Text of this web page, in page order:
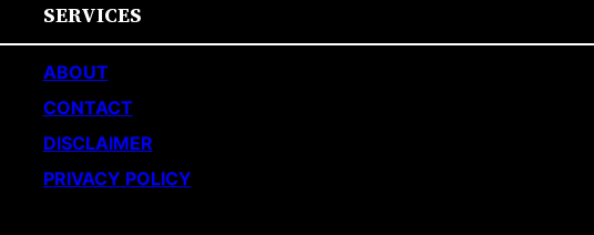
SERVICES
ABOUT
CONTACT
DISCLAIMER
PRIVACY POLICY